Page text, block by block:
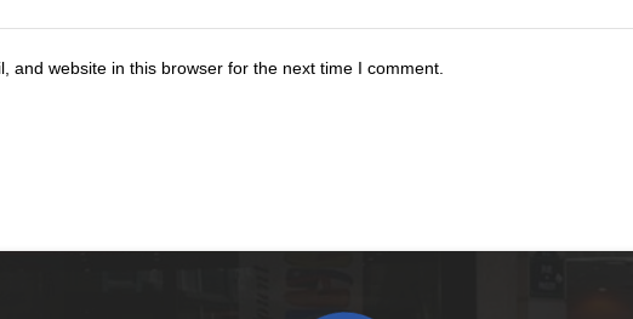
and website in this browser for the next time I comment.